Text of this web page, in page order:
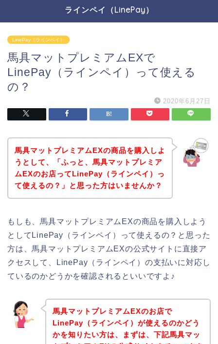
ラインペイ（LinePay）
LinePay（ラインペイ）
馬具マットプレミアムEXで
LinePay（ラインペイ）って使える
の？
2020年6月27日
馬具マットプレミアムEXの商品を購入しよ
うとして、「ふっと、馬具マットプレミア
ムEXのお店ってLinePay（ラインペイ）っ
て使えるの？」と思った方はいませんか？
もしも、馬具マットプレミアムEXの商品を購入しよう
としてLinePay（ラインペイ）って使えるの？と思った
方は、馬具マットプレミアムEXの公式サイトに直接ア
クセスして、LinePay（ラインペイ）の支払いに対応し
ているのかどうかを確認されるといいですよ♪
馬具マットプレミアムEXのお店で
LinePay（ラインペイ）が使えるのかどう
かを知りたい方は、まずは、下記馬具マッ